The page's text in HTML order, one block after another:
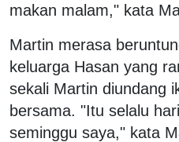
makan malam," kata
Martin merasa
keluarga Hasan yang
sekali Martin diundang
bersama. "Itu selalu
seminggu saya," kata